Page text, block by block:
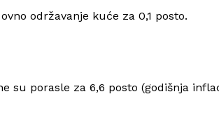
Info
Kontakt
održavanje kuće za 0,1 posto.
su porasle za 6,6 posto (godišnja